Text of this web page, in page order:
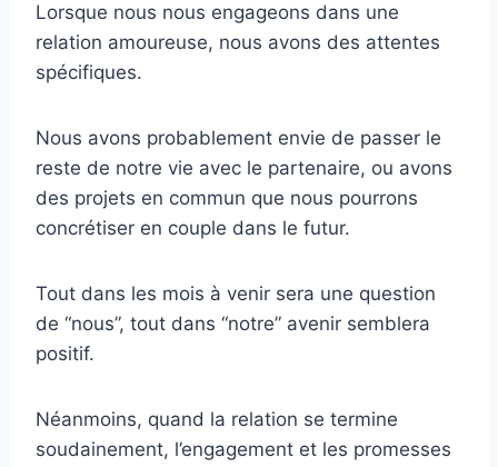
Lorsque nous nous engageons dans une
relation amoureuse, nous avons des attentes
spécifiques.
Nous avons probablement envie de passer le
reste de notre vie avec le partenaire, ou avons
des projets en commun que nous pourrons
concrétiser en couple dans le futur.
Tout dans les mois à venir sera une question
de “nous”, tout dans “notre” avenir semblera
positif.
Néanmoins, quand la relation se termine
soudainement, l’engagement et les promesses